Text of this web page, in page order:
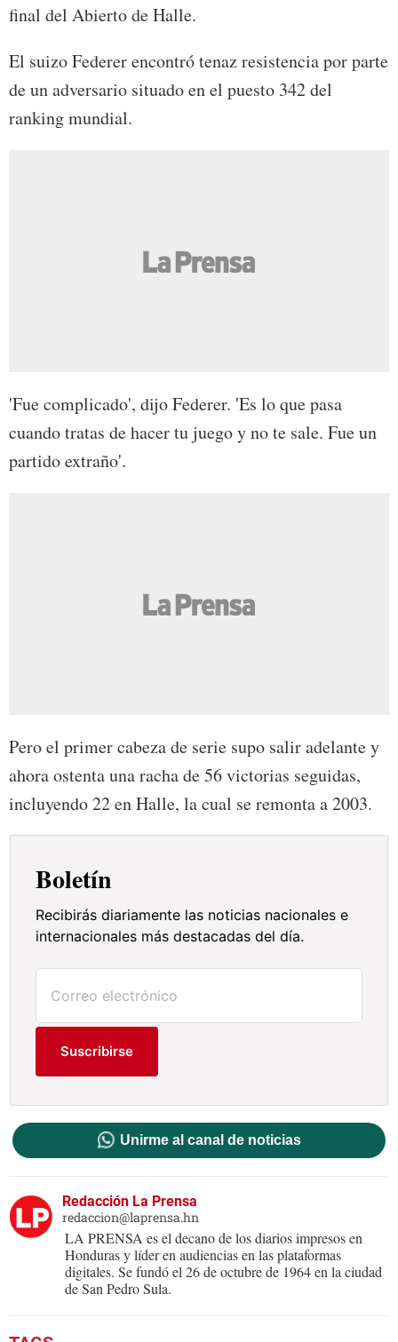
final del Abierto de Halle.
El suizo Federer encontró tenaz resistencia por parte
de un adversario situado en el puesto 342 del
ranking mundial.
'Fue complicado', dijo Federer. 'Es lo que pasa
cuando tratas de hacer tu juego y no te sale. Fue un
partido extraño'.
Pero el primer cabeza de serie supo salir adelante y
ahora ostenta una racha de 56 victorias seguidas,
incluyendo 22 en Halle, la cual se remonta a 2003.
Boletín
Recibirás diariamente las noticias nacionales e
internacionales más destacadas del día.
Suscribirse
Unirme al canal de noticias
Redacción La Prensa
redaccion@laprensa.hn
LA PRENSA es el decano de los diarios impresos en
Honduras y líder en audiencias en las plataformas
digitales. Se fundó el 26 de octubre de 1964 en la ciudad
de San Pedro Sula.